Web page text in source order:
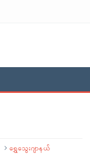
ရွှေသွေးဂျာနယ်